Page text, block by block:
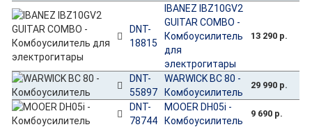
DNT-
18815
IBANEZ IBZ10GV2
GUITAR COMBO -
Комбоусилитель
для
электрогитары
13 290 р.
DNT-
55897
WARWICK BC 80 -
Комбоусилитель
29 990 р.
DNT-
78744
MOOER DH05i -
Комбоусилитель
9 690 р.